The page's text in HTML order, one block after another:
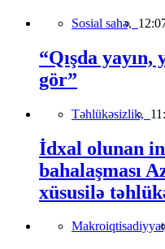
Sosial sahə,
“Qışda yayın,
gör”
Təhlükəsizlik,
İdxal olunan
bahalaşması
xüsusilə